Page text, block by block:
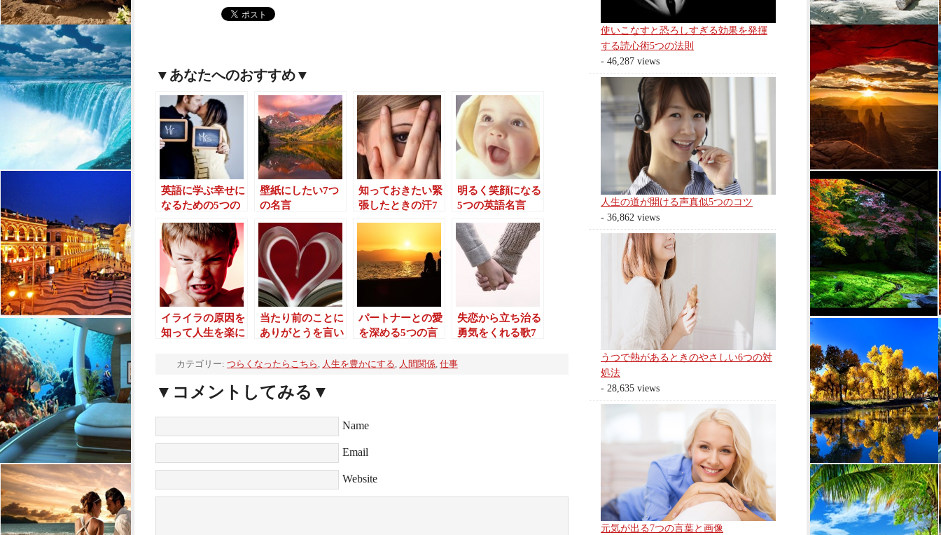
▼あなたへのおすすめ▼
英語に学ぶ幸せに
なるための5つの
壁紙にしたい7つ
の名言
知っておきたい緊
張したときの汗7
明るく笑顔になる
5つの英語名言
イライラの原因を
知って人生を楽に
当たり前のことに
ありがとうを言い
エム
パートナーとの愛
を深める5つの言
失恋から立ち治る
勇気をくれる歌7
カテゴリー: つらくなったらこちら 人生を豊かにする 人間関係 仕事
▼コメントしてみる▼
Name
Email
Website
使いこなすと恐ろしすぎる効果を発揮
する読心術5つの法則
- 46,287 views
人生の道が開ける声真似5つのコツ
- 36,862 views
うつで熱があるときのやさしい6つの対
処法
- 28,635 views
元気が出る7つの言葉と画像